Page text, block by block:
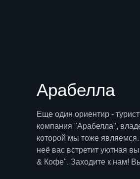
Еще один ориентир -
компания "Арабелла",
которой мы тоже
неё вас встретит уютная
& Кофе". Заходите к нам!
Арабелла